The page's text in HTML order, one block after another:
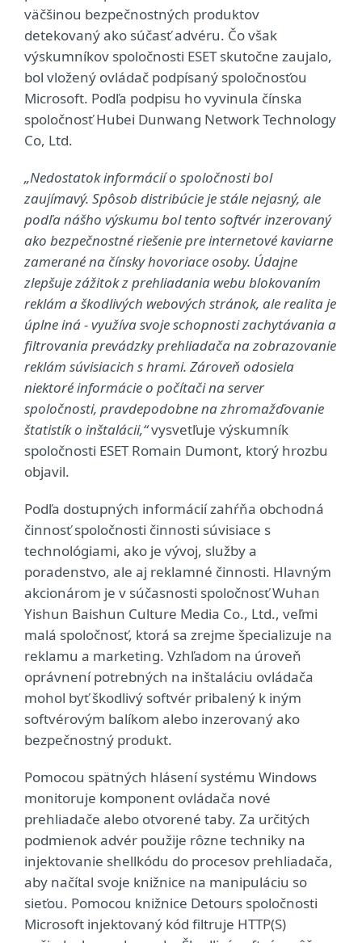
väčšinou bezpečnostných produktov
detekovaný ako súčasť advéru. Čo však
výskumníkov spoločnosti ESET skutočne zaujalo,
bol vložený ovládač podpísaný spoločnosťou
Microsoft. Podľa podpisu ho vyvinula čínska
spoločnosť Hubei Dunwang Network Technology
Co, Ltd.
„Nedostatok informácií o spoločnosti bol
zaujímavý. Spôsob distribúcie je stále nejasný, ale
podľa nášho výskumu bol tento softvér inzerovaný
ako bezpečnostné riešenie pre internetové kaviarne
zamerané na čínsky hovoriace osoby. Údajne
zlepšuje zážitok z prehliadania webu blokovaním
reklám a škodlivých webových stránok, ale realita je
úplne iná - využíva svoje schopnosti zachytávania a
filtrovania prevádzky prehliadača na zobrazovanie
reklám súvisiacich s hrami. Zároveň odosiela
niektoré informácie o počítači na server
spoločnosti, pravdepodobne na zhromažďovanie
štatistík o inštalácii,“vysvetľuje výskumník
spoločnosti ESET Romain Dumont, ktorý hrozbu
objavil.
Podľa dostupných informácií zahŕňa obchodná
činnosť spoločnosti činnosti súvisiace s
technológiami, ako je vývoj, služby a
poradenstvo, ale aj reklamné činnosti. Hlavným
akcionárom je v súčasnosti spoločnosť Wuhan
Yishun Baishun Culture Media Co., Ltd., veľmi
malá spoločnosť, ktorá sa zrejme špecializuje na
reklamu a marketing. Vzhľadom na úroveň
oprávnení potrebných na inštaláciu ovládača
mohol byť škodlivý softvér pribalený k iným
softvérovým balíkom alebo inzerovaný ako
bezpečnostný produkt.
Pomocou spätných hlásení systému Windows
monitoruje komponent ovládača nové
prehliadače alebo otvorené taby. Za určitých
podmienok advér použije rôzne techniky na
injektovanie shellkódu do procesov prehliadača,
aby načítal svoje knižnice na manipuláciu so
sieťou. Pomocou knižnice Detours spoločnosti
Microsoft injektovaný kód filtruje HTTP(S)